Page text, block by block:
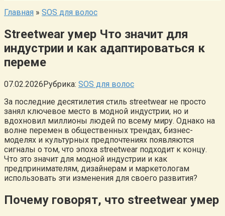
Главная » SOS для волос
Streetwear умер Что значит для
индустрии и как адаптироваться к
переме
07.02.2026Рубрика: SOS для волос
За последние десятилетия стиль streetwear не просто
занял ключевое место в модной индустрии, но и
вдохновил миллионы людей по всему миру. Однако на
волне перемен в общественных трендах, бизнес-
моделях и культурных предпочтениях появляются
сигналы о том, что эпоха streetwear подходит к концу.
Что это значит для модной индустрии и как
предпринимателям, дизайнерам и маркетологам
использовать эти изменения для своего развития?
Почему говорят, что streetwear умер